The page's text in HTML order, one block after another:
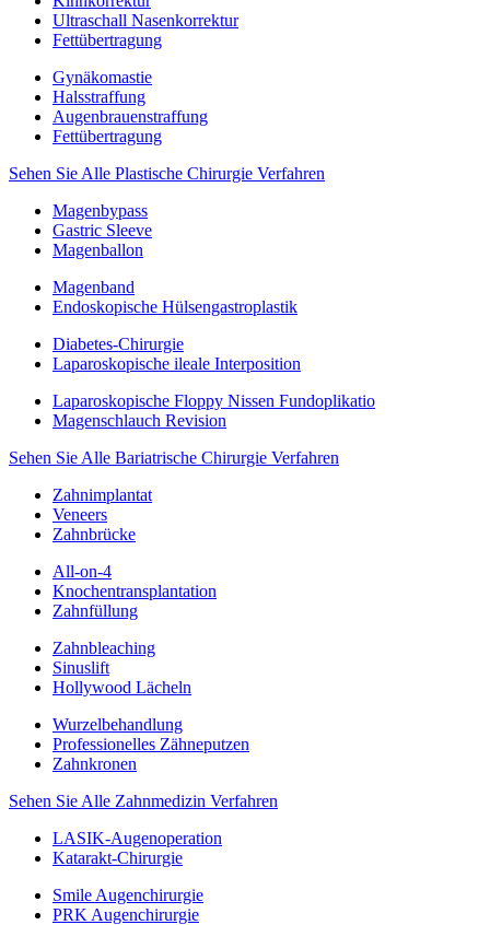
Ultraschall Nasenkorrektur
Fettübertragung
Gynäkomastie
Halsstraffung
Augenbrauenstraffung
Fettübertragung
Sehen Sie Alle Plastische Chirurgie Verfahren
Magenbypass
Gastric Sleeve
Magenballon
Magenband
Endoskopische Hülsengastroplastik
Diabetes-Chirurgie
Laparoskopische ileale Interposition
Laparoskopische Floppy Nissen Fundoplikatio
Magenschlauch Revision
Sehen Sie Alle Bariatrische Chirurgie Verfahren
Zahnimplantat
Veneers
Zahnbrücke
All-on-4
Knochentransplantation
Zahnfüllung
Zahnbleaching
Sinuslift
Hollywood Lächeln
Wurzelbehandlung
Professionelles Zähneputzen
Zahnkronen
Sehen Sie Alle Zahnmedizin Verfahren
LASIK-Augenoperation
Katarakt-Chirurgie
Smile Augenchirurgie
PRK Augenchirurgie